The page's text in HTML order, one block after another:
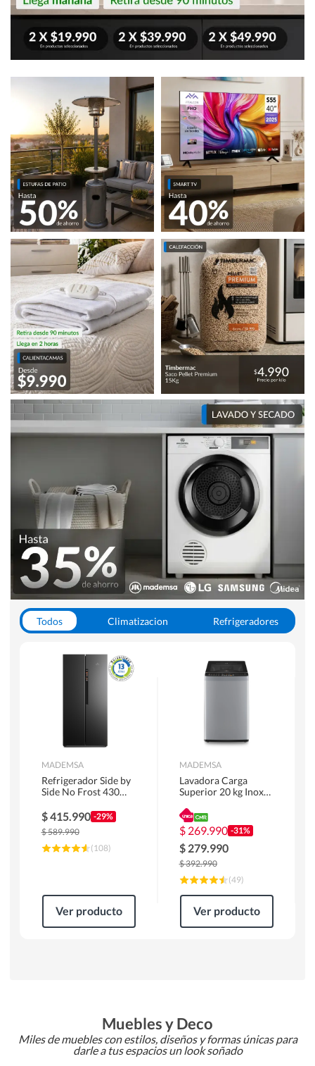
Todos Climatizacion
Refrigeradores
Hornos y Microondas
MADEMSA
Refrigerador Side by
Side No Frost 430
MAS430B
$415.990 -29%
$589.990
(108)
Ver producto
MADEMSA
Lavadora Carga
Superior 20 kg Inox
$ 269.990 -31%
$ 279.990
$392.990
(49)
Ver producto
Muebles y Deco
Miles de muebles con estilos, diseños y formas únicas para
darle a tus espacios un look soñado